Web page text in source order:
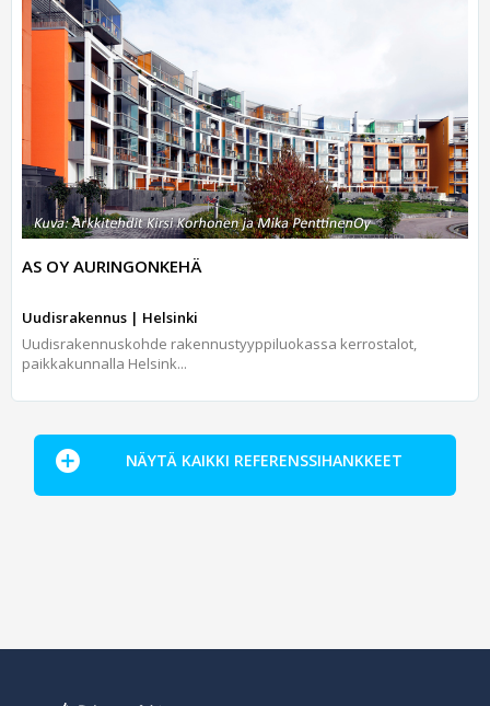
AS OY AURINGONKEHÄ
Uudisrakennus | Helsinki
Uudisrakennuskohde rakennustyyppiluokassa kerrostalot,
paikkakunnalla Helsink...
NÄYTÄ KAIKKI REFERENSSIHANKKEET